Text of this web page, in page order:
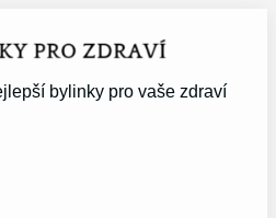
bylinky pro vaše zdraví